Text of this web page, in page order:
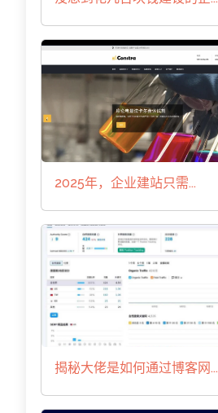
2025年，企业建站只需...
揭秘大佬是如何通过博客网...